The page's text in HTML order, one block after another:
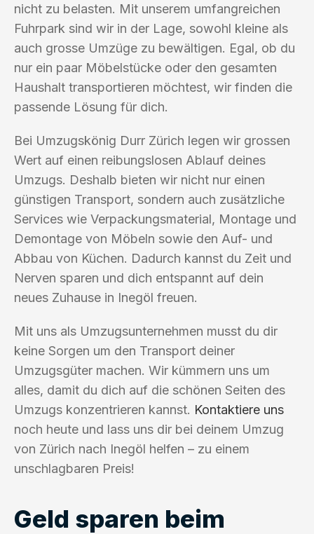
nicht zu belasten. Mit unserem umfangreichen
Fuhrpark sind wir in der Lage, sowohl kleine als
auch grosse Umzüge zu bewältigen. Egal, ob du
nur ein paar Möbelstücke oder den gesamten
Haushalt transportieren möchtest, wir finden die
passende Lösung für dich.
Bei Umzugskönig Durr Zürich legen wir grossen
Wert auf einen reibungslosen Ablauf deines
Umzugs. Deshalb bieten wir nicht nur einen
günstigen Transport, sondern auch zusätzliche
Services wie Verpackungsmaterial, Montage und
Demontage von Möbeln sowie den Auf- und
Abbau von Küchen. Dadurch kannst du Zeit und
Nerven sparen und dich entspannt auf dein
neues Zuhause in Inegöl freuen.
Mit uns als Umzugsunternehmen musst du dir
keine Sorgen um den Transport deiner
Umzugsgüter machen. Wir kümmern uns um
alles, damit du dich auf die schönen Seiten des
Umzugs konzentrieren kannst. Kontaktiere uns
noch heute und lass uns dir bei deinem Umzug
von Zürich nach Inegöl helfen – zu einem
unschlagbaren Preis!
Geld sparen beim